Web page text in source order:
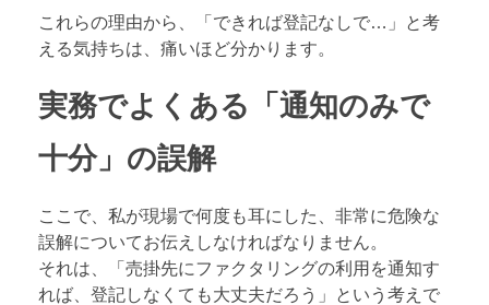
これらの理由から、「できれば登記なしで…」と考
える気持ちは、痛いほど分かります。
実務でよくある「通知のみで
十分」の誤解
ここで、私が現場で何度も耳にした、非常に危険な
誤解についてお伝えしなければなりません。
それは、「売掛先にファクタリングの利用を通知す
れば、登記しなくても大丈夫だろう」という考えで